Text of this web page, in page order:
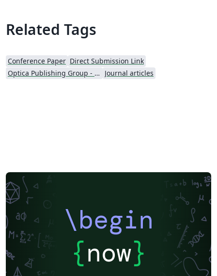
Related Tags
Conference Paper Direct Submission Link
Optica Publishing Group - Official Templates
Journal articles
\begin
{now}